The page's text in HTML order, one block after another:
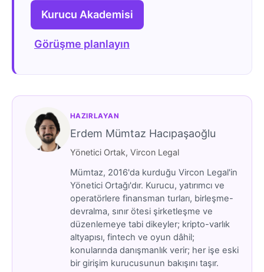
Kurucu Akademisi
Görüşme planlayın
HAZIRLAYAN
Erdem Mümtaz Hacıpaşaoğlu
Yönetici Ortak, Vircon Legal
Mümtaz, 2016'da kurduğu Vircon Legal'in
Yönetici Ortağı'dır. Kurucu, yatırımcı ve
operatörlere finansman turları, birleşme-
devralma, sınır ötesi şirketleşme ve
düzenlemeye tabi dikeyler; kripto-varlık
altyapısı, fintech ve oyun dâhil;
konularında danışmanlık verir; her işe eski
bir girişim kurucusunun bakışını taşır.